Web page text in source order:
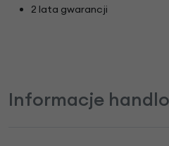
2 lata gwarancji
Informacje